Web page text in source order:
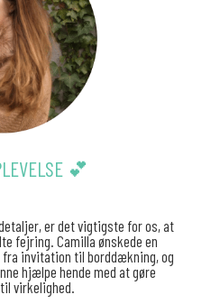
💕
er det vigtigste for os, at
fejring. Camilla ønskede en
fra invitation til borddækning, og
hjælpe hende med at gøre
virkelighed.